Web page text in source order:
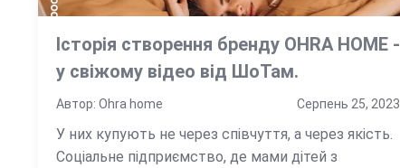
Історія створення бренду OHRA HOME -
у свіжому відео від ШоТам.
Автор: Ohra home Серпень 25, 2023
У них купують не через співчуття, а через якість.
Соціальне підприємство, де мами дітей з